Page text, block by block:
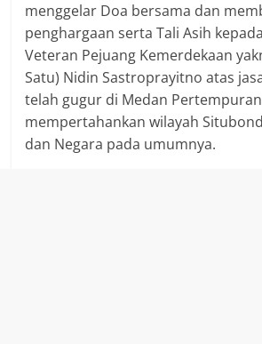
menggelar Doa bersama dan
penghargaan serta Tali Asih
Veteran Pejuang Kemerdekaan
Satu) Nidin Sastroprayitno atas
telah gugur di Medan
mempertahankan wilayah
dan Negara pada umumnya.